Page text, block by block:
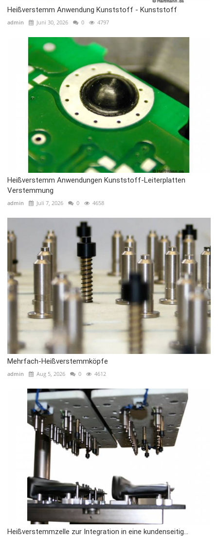
Heißverstemm Anwendung Kunststoff - Kunststoff
admin Juni 30, 2026 0 4797
Heißverstemm Anwendungen Kunststoff-Leiterplatten
Verstemmung
admin Juli 7, 2026 0 4658
Mehrfach-Heißverstemmköpfe
admin Aug 5, 2026 0 4612
Heißverstemmzelle zur Integration in eine kundenseitig...